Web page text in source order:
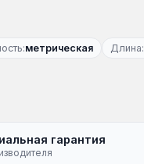
метрическая Длина:
гарантия